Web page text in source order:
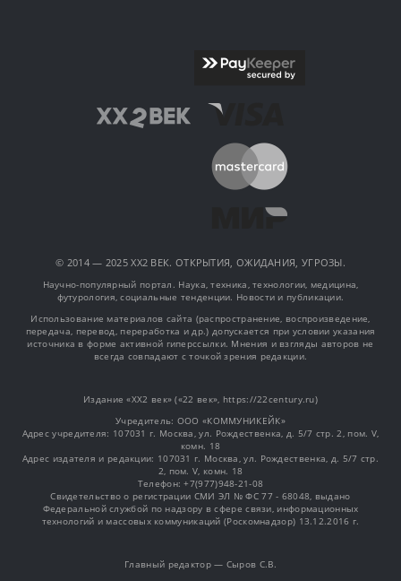
© 2014 — 2025 XX2 ВЕК. ОТКРЫТИЯ, ОЖИДАНИЯ, УГРОЗЫ.
Научно-популярный портал. Наука, техника, технологии, медицина,
футурология, социальные тенденции. Новости и публикации.
Использование материалов сайта (распространение, воспроизведение,
передача, перевод, переработка и др.) допускается при условии указания
источника в форме активной гиперссылки. Мнения и взгляды авторов не
всегда совпадают с точкой зрения редакции.
Издание «XX2 век» («22 век», https://22century.ru)
Учредитель: OOO «КОММУНИКЕЙК»
Адрес учредителя: 107031 г. Москва, ул. Рождественка, д. 5/7 стр. 2, пом. V,
комн. 18
Адрес издателя и редакции: 107031 г. Москва, ул. Рождественка, д. 5/7 стр.
2, пом. V, комн. 18
Телефон: +7(977)948-21-08
Свидетельство о регистрации СМИ ЭЛ № ФС 77 - 68048, выдано
Федеральной службой по надзору в сфере связи, информационных
технологий и массовых коммуникаций (Роскомнадзор) 13.12.2016 г.
Главный редактор — Сыров С.В.